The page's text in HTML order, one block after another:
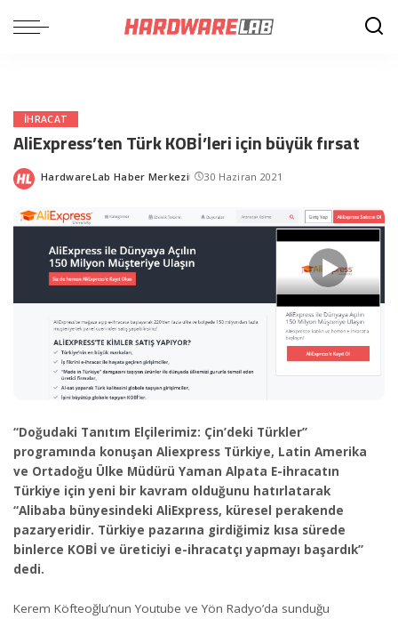
IHRACAT
AliExpress’ten Türk KOBİ’leri için büyük fırsat
Posted
HardwareLab Haber Merkezi 30 Haziran 2021
“Doğudaki Tanıtım Elçilerimiz: Çin’deki Türkler”
programında konuşan Aliexpress Türkiye, Latin Amerika
ve Ortadoğu Ülke Müdürü Yaman Alpata E-ihracatın
Türkiye için yeni bir kavram olduğunu hatırlatarak
“Alibaba bünyesindeki AliExpress, küresel perakende
pazaryeridir. Türkiye pazarına girdiğimiz kısa sürede
binlerce KOBİ ve üreticiyi e-ihracatçı yapmayı başardık”
dedi.
Kerem Köfteoğlu’nun Youtube ve Yön Radyo’da sunduğu